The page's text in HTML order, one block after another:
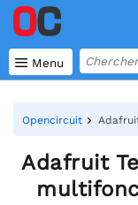
 Menu
Opencircuit
Adafruit